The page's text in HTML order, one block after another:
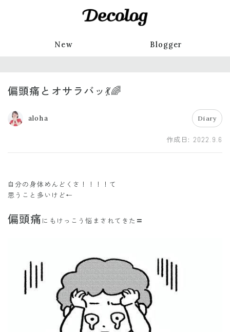
New Blogger
偏頭痛とオサラバッ💃🌈
aloha Diary
作成日: 2022.9.6
自分の身体めんどくさ！！！！て
思うこと多いけど←
偏頭痛にもけっこう悩まされてきた〓